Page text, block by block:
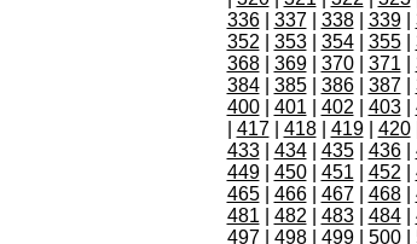
336| 337| 338| 339|
352
353| 354| 355|
368| 369| 370| 371
384| 385| 386| 387|
400| 401 402 403|
417| 418| 419| 420|
433| 434| 435| 436|
449| 450| 451 452
465| 466| 467| 468|
481
482 483| 484|
497| 498| 499| 500|